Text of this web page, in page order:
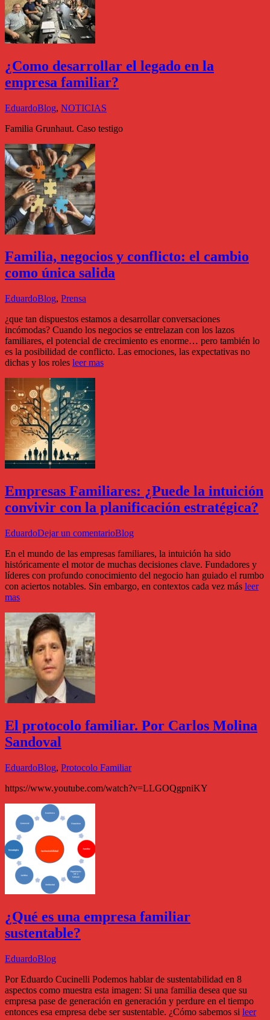
¿Como desarrollar el legado en la
empresa familiar?
EduardoBlog, NOTICIAS
Familia Grunhaut. Caso testigo
Familia, negocios y conflicto: el cambio
como única salida
EduardoBlog, Prensa
¿que tan dispuestos estamos a desarrollar conversaciones
incómodas? Cuando los negocios se entrelazan con los lazos
familiares, el potencial de crecimiento es enorme… pero también lo
es la posibilidad de conflicto. Las emociones, las expectativas no
dichas y los roles leer mas
Empresas Familiares: ¿Puede la intuición
convivir con la planificación estratégica?
EduardoDejar un comentarioBlog
En el mundo de las empresas familiares, la intuición ha sido
históricamente el motor de muchas decisiones clave. Fundadores y
líderes con profundo conocimiento del negocio han guiado el rumbo
con aciertos notables. Sin embargo, en contextos cada vez más leer
mas
El protocolo familiar. Por Carlos Molina
Sandoval
EduardoBlog, Protocolo Familiar
https://www.youtube.com/watch?v=LLGOQgpniKY
¿Qué es una empresa familiar
sustentable?
EduardoBlog
Por Eduardo Cucinelli Podemos hablar de sustentabilidad en 8
aspectos como muestra esta imagen: Si una familia desea que su
empresa pase de generación en generación y perdure en el tiempo
entonces esa empresa debe ser sustentable. ¿Cómo sabemos si leer